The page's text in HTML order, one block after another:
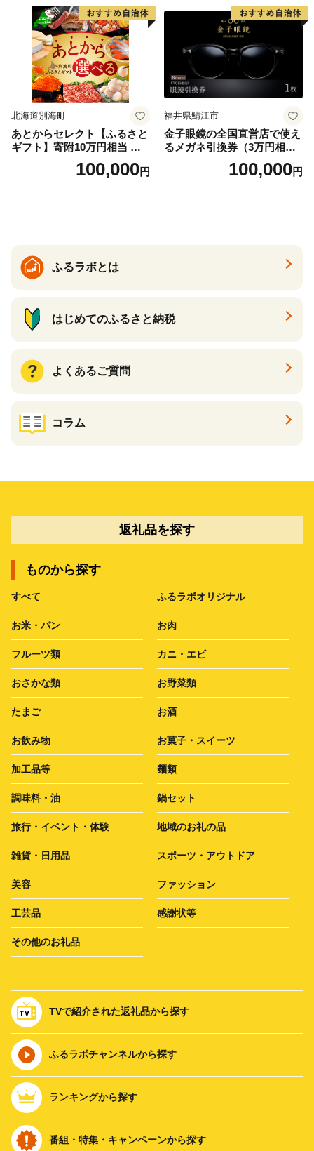
北海道別海町
あとからセレクト【ふるさと
ギフト】寄附10万円相当 あ
とから選べる！ ギフト いく
ら ほたて 海鮮 牛肉 別海町
ギフト ふるさと納税 ）
100,000円
福井県鯖江市
金子眼鏡の全国直営店で使え
るメガネ引換券（3万円相
100,000円
ふるラボとは
はじめてのふるさと納税
よくあるご質問
コラム
返礼品を探す
ものから探す
すべて ふるラボオリジナル
お米・パン お肉
フルーツ類 カニ・エビ
おさかな類 お野菜類
たまご お酒
お飲み物 お菓子・スイーツ
加工品等 麺類
調味料・油 鍋セット
旅行・イベント・体験 地域のお礼の品
雑貨・日用品 スポーツ・アウトドア
美容 ファッション
工芸品 感謝状等
その他のお礼品
TVで紹介された返礼品から探す
ふるラボチャンネルから探す
ランキングから探す
番組・特集・キャンペーンから探す